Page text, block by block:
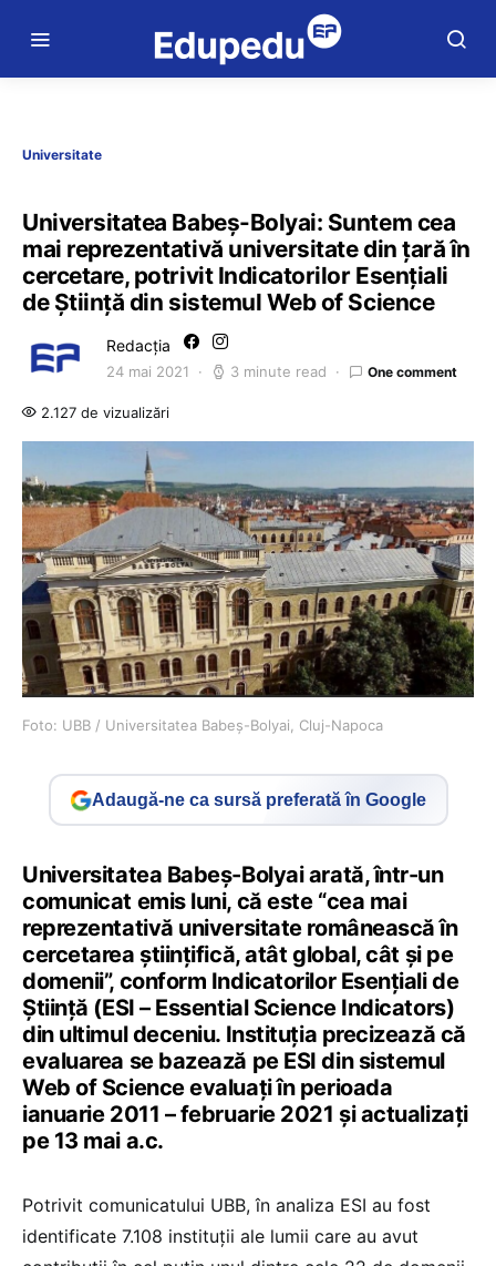
Universitate
Universitatea Babeș-Bolyai: Suntem cea
mai reprezentativă universitate din țară în
cercetare, potrivit Indicatorilor Esențiali
de Știință din sistemul Web of Science
Redacția
24 mai 2021 3 minute read One comment
2.127 de vizualizări
Foto: UBB / Universitatea Babeș-Bolyai, Cluj-Napoca
Adaugă-ne ca sursă preferată în Google
Universitatea Babeș-Bolyai arată, într-un
comunicat emis luni, că este “cea mai
reprezentativă universitate românească în
cercetarea științifică, atât global, cât și pe
domenii”, conform Indicatorilor Esențiali de
Știință (ESI – Essential Science Indicators)
din ultimul deceniu. Instituția precizează că
evaluarea se bazează pe ESI din sistemul
Web of Science evaluați în perioada
ianuarie 2011 – februarie 2021 și actualizați
pe 13 mai a.c.
Potrivit comunicatului UBB, în analiza ESI au fost
identificate 7.108 instituții ale lumii care au avut